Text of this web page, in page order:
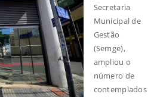
Secretaria
Municipal de
Gestão
(Semge),
ampliou o
número de
contemplados